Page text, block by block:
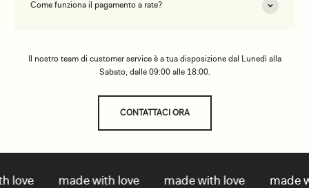
Come funziona il pagamento a rate?
Il nostro team di customer service è a tua disposizione dal Lunedì alla
Sabato, dalle 09:00 alle 18:00.
CONTATTACI ORA
made with love made with love made